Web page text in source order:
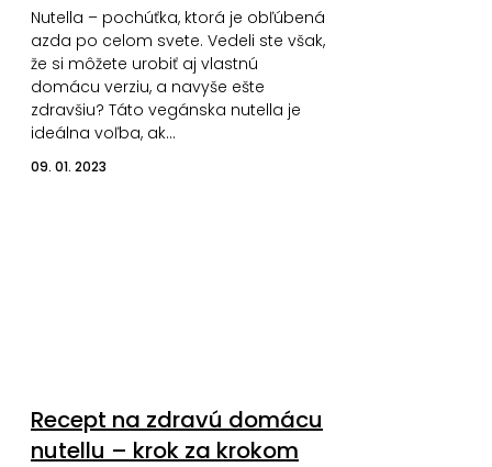
Nutella – pochúťka, ktorá je obľúbená
azda po celom svete. Vedeli ste však,
že si môžete urobiť aj vlastnú
domácu verziu, a navyše ešte
zdravšiu? Táto vegánska nutella je
ideálna voľba, ak…
09. 01. 2023
Recept na zdravú domácu
nutellu – krok za krokom